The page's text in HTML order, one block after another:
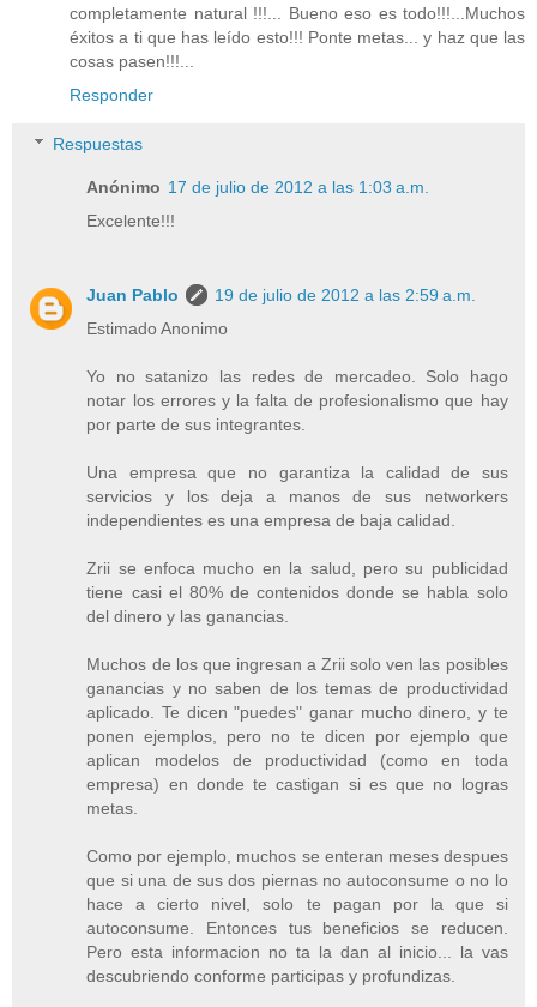
completamente natural !!!... Bueno eso es todo!!!...Muchos
éxitos a ti que has leído esto!!! Ponte metas... y haz que las
cosas pasen!!!...
Responder
Respuestas
Anónimo 17 de julio de 2012 a las 1:03 a.m.
Excelente!!!
Juan Pablo
19 de julio de 2012 a las 2:59 a.m.
Estimado Anonimo
Yo no satanizo las redes de mercadeo. Solo hago
notar los errores y la falta de profesionalismo que hay
por parte de sus integrantes.
Una empresa que no garantiza la calidad de sus
servicios y los deja a manos de sus networkers
independientes es una empresa de baja calidad.
Zrii se enfoca mucho en la salud, pero su publicidad
tiene casi el 80% de contenidos donde se habla solo
del dinero y las ganancias.
Muchos de los que ingresan a Zrii solo ven las posibles
ganancias y no saben de los temas de productividad
aplicado. Te dicen "puedes" ganar mucho dinero, y te
ponen ejemplos, pero no te dicen por ejemplo que
aplican modelos de productividad (como en toda
empresa) en donde te castigan si es que no logras
metas.
Como por ejemplo, muchos se enteran meses despues
que si una de sus dos piernas no autoconsume o no lo
hace a cierto nivel, solo te pagan por la que si
autoconsume. Entonces tus beneficios se reducen.
Pero esta informacion no ta la dan al inicio... la vas
descubriendo conforme participas y profundizas.